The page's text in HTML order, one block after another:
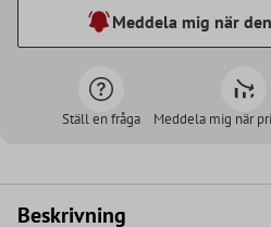
Meddela mig när
Ställ en fråga Meddela mig när
Beskrivning